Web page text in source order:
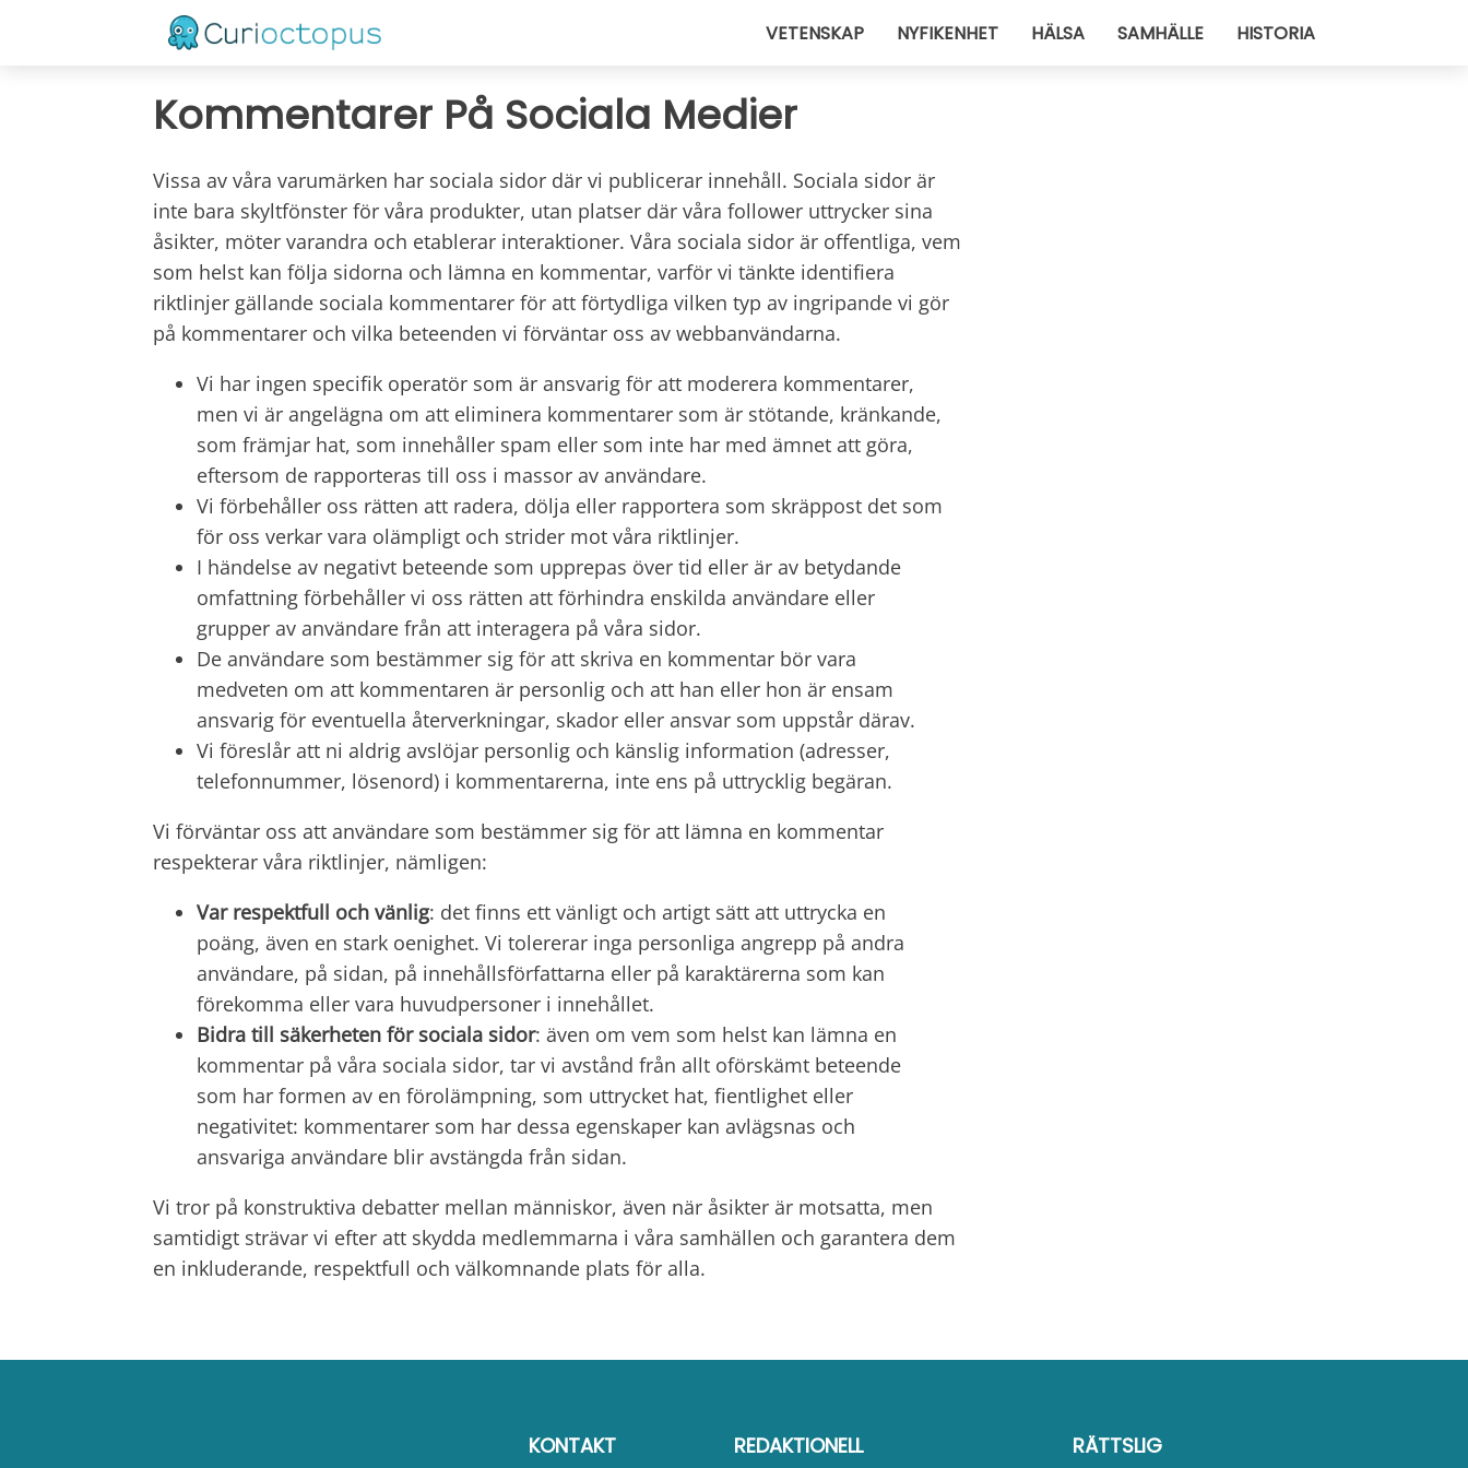
VETENSKAP NYFIKENHET HÄLSA SAMHÄLLE HISTORIA
Kommentarer På Sociala Medier
Vissa av våra varumärken har sociala sidor där vi publicerar innehåll. Sociala sidor är
inte bara skyltfönster för våra produkter, utan platser där våra follower uttrycker sina
åsikter, möter varandra och etablerar interaktioner. Våra sociala sidor är offentliga, vem
som helst kan följa sidorna och lämna en kommentar, varför vi tänkte identifiera
riktlinjer gällande sociala kommentarer för att förtydliga vilken typ av ingripande vi gör
på kommentarer och vilka beteenden vi förväntar oss av webbanvändarna.
Vi har ingen specifik operatör som är ansvarig för att moderera kommentarer,
men vi är angelägna om att eliminera kommentarer som är stötande, kränkande,
som främjar hat, som innehåller spam eller som inte har med ämnet att göra,
eftersom de rapporteras till oss i massor av användare.
Vi förbehåller oss rätten att radera, dölja eller rapportera som skräppost det som
för oss verkar vara olämpligt och strider mot våra riktlinjer.
I händelse av negativt beteende som upprepas över tid eller är av betydande
omfattning förbehåller vi oss rätten att förhindra enskilda användare eller
grupper av användare från att interagera på våra sidor.
De användare som bestämmer sig för att skriva en kommentar bör vara
medveten om att kommentaren är personlig och att han eller hon är ensam
ansvarig för eventuella återverkningar, skador eller ansvar som uppstår därav.
Vi föreslår att ni aldrig avslöjar personlig och känslig information (adresser,
telefonnummer, lösenord) i kommentarerna, inte ens på uttrycklig begäran.
Vi förväntar oss att användare som bestämmer sig för att lämna en kommentar
respekterar våra riktlinjer, nämligen:
Var respektfull och vänlig: det finns ett vänligt och artigt sätt att uttrycka en
poäng, även en stark oenighet. Vi tolererar inga personliga angrepp på andra
användare, på sidan, på innehållsförfattarna eller på karaktärerna som kan
förekomma eller vara huvudpersoner i innehållet.
Bidra till säkerheten för sociala sidor: även om vem som helst kan lämna en
kommentar på våra sociala sidor, tar vi avstånd från allt oförskämt beteende
som har formen av en förolämpning, som uttrycket hat, fientlighet eller
negativitet: kommentarer som har dessa egenskaper kan avlägsnas och
ansvariga användare blir avstängda från sidan.
Vi tror på konstruktiva debatter mellan människor, även när åsikter är motsatta, men
samtidigt strävar vi efter att skydda medlemmarna i våra samhällen och garantera dem
en inkluderande, respektfull och välkomnande plats för alla.
KONTAKT REDAKTIONELL RÄTTSLIG